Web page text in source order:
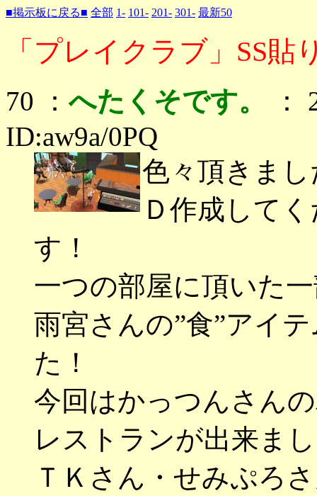
■掲示板に戻る■ 全部 1- 101- 201- 301- 最新50
「プレイクラブ」SS貼
70 ：へたくそです。
：
ID:aw9a/0PQ
色々頂きま
Ｄ作成して
す！
一つの部屋に頂いた
雨宮さんの”食”アイ
た！
今回はかっつんさん
レストランが出来ま
ＴＫさん・せみぷろ